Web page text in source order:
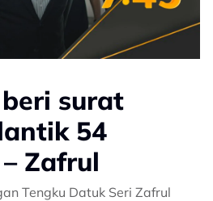
surat
54
Zafrul
Tengku Datuk Seri Zafrul